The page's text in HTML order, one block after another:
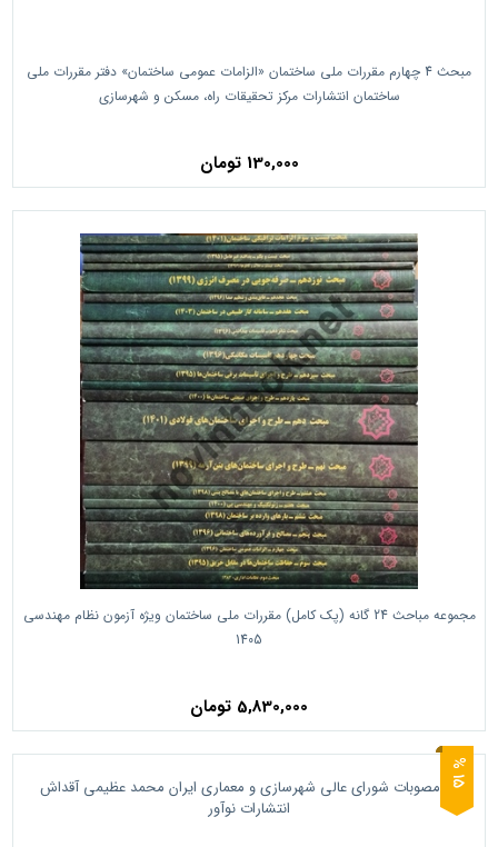
مبحث 4 چهارم مقررات ملی ساختمان «الزامات عمومی ساختمان» دفتر مقررات ملی
ساختمان انتشارات مرکز تحقیقات راه، مسکن و شهرسازی
130,000 تومان
مجموعه مباحث 24 گانه (پک کامل) مقررات ملی ساختمان ویژه آزمون نظام مهندسی
1405
5,830,000 تومان
1
5
%